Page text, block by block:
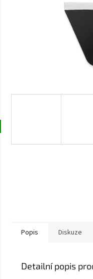
Popis Diskuze
Detailní popis